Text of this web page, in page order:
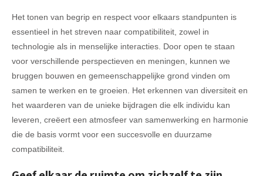
Het tonen van begrip en respect voor elkaars standpunten is
essentieel in het streven naar compatibiliteit, zowel in
technologie als in menselijke interacties. Door open te staan
voor verschillende perspectieven en meningen, kunnen we
bruggen bouwen en gemeenschappelijke grond vinden om
samen te werken en te groeien. Het erkennen van diversiteit en
het waarderen van de unieke bijdragen die elk individu kan
leveren, creëert een atmosfeer van samenwerking en harmonie
die de basis vormt voor een succesvolle en duurzame
compatibiliteit.